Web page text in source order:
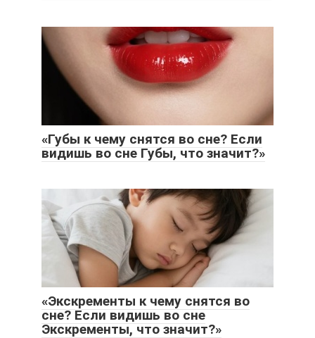
«Губы к чему снятся во сне? Если
видишь во сне Губы, что значит?»
«Экскременты к чему снятся во
сне? Если видишь во сне
Экскременты, что значит?»